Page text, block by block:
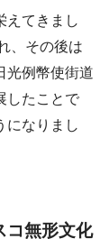
えてきまし
、その後は
光例幣使街道
したことで
になりまし
コ無形文化